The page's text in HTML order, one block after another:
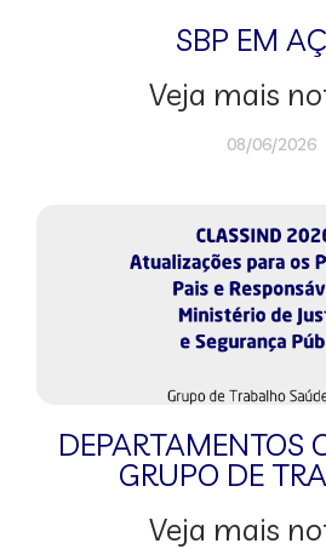
SBP EM
Veja mais
08/06/2026
DEPARTAMENTOS
GRUPO DE
Veja mais